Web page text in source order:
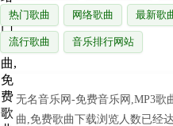
热门歌曲 网络歌曲 最新歌
流行歌曲 音乐排行网站
无名音乐网-免费音乐网,MP3歌
曲,免费歌曲下载浏览人数已经